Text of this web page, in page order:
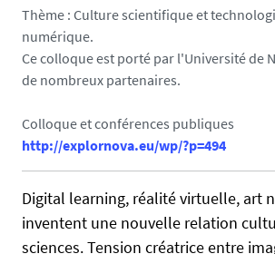
e
f
a
l
e
Thème : Culture scientifique et
numérique.
Ce colloque est porté par l'Université de
de nombreux partenaires.
Colloque et conférences publiques
http://explornova.eu/wp/?p=494
Digital learning, réalité virtuelle, art
inventent une nouvelle relation
sciences. Tension créatrice entre